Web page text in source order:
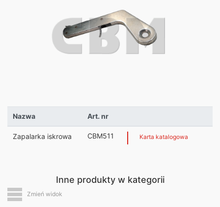
Nazwa Art. nr
Zapalarka iskrowa CBM511 Karta katalogowa
Inne produkty w kategorii
Zmień widok